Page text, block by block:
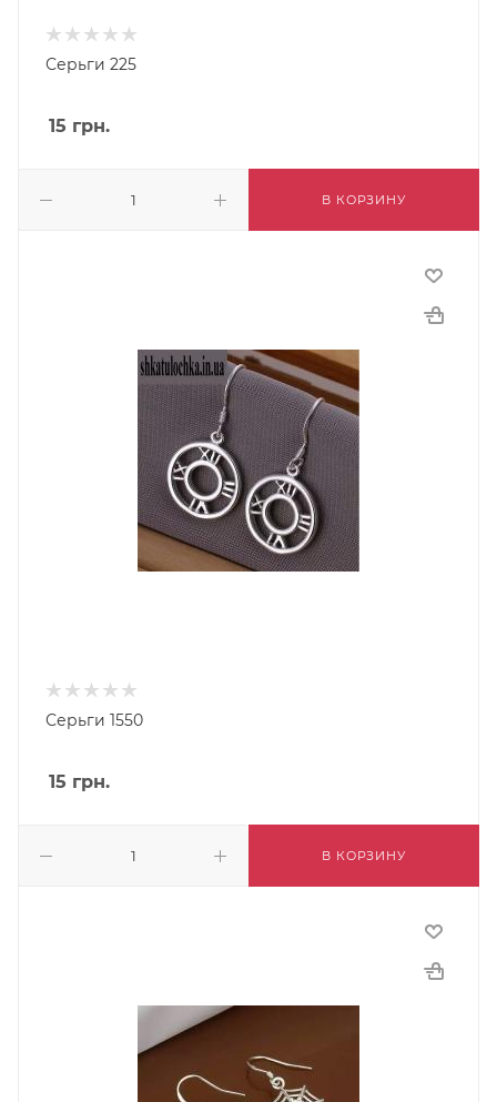
Серьги 225
15 грн.
В КОРЗИНУ
Серьги 1550
15 грн.
В КОРЗИНУ